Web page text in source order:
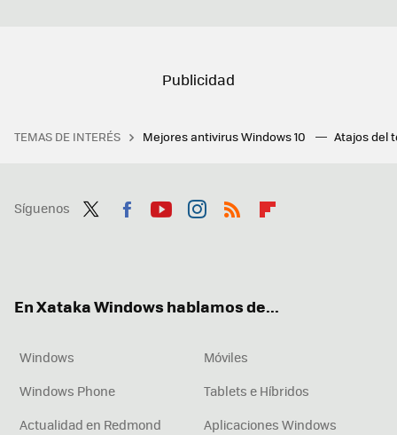
TEMAS DE INTERÉS Mejores antivirus Windows 10 Atajos del
Síguenos
En Xataka Windows hablamos de...
Windows
Móviles
Windows Phone
Tablets e Híbridos
Actualidad en Redmond
Aplicaciones Windows